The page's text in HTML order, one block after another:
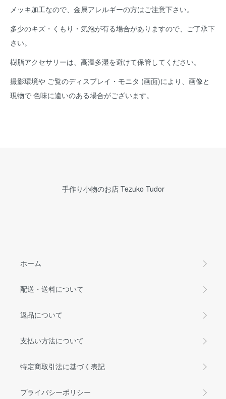
メッキ加工なので、金属アレルギーの方はご注意下さい。
多少のキズ・くもり・気泡が有る場合がありますので、ご了承下
さい。
樹脂アクセサリーは、高温多湿を避けて保管してください。
撮影環境や ご覧のディスプレイ・モニタ (画面)により、画像と
現物で 色味に違いのある場合がございます。
手作り小物のお店 Tezuko Tudor
ホーム
配送・送料について
返品について
支払い方法について
特定商取引法に基づく表記
プライバシーポリシー